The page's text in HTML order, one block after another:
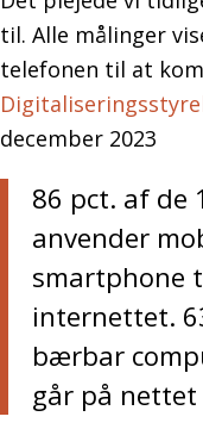
til. Alle målinger
telefonen til at
december 2023
86 pct. af de
anvender
smartphone
internettet.
bærbar
går på